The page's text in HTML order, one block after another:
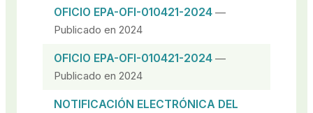
OFICIO EPA-OFI-010421-2024 —
Publicado en 2024
OFICIO EPA-OFI-010421-2024 —
Publicado en 2024
NOTIFICACIÓN ELECTRÓNICA DEL